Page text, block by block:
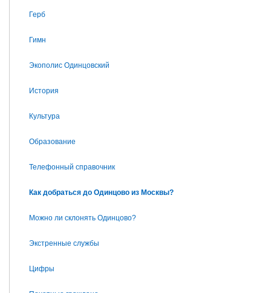
Герб
Гимн
Экополис Одинцовский
История
Культура
Образование
Телефонный справочник
Как добраться до Одинцово из Москвы?
Можно ли склонять Одинцово?
Экстренные службы
Цифры